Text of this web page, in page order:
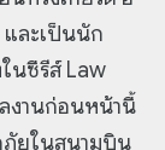
และเป็นนัก
นซีรีส์ Law
งานก่อนหน้านี้
ภัยในสนามบิน